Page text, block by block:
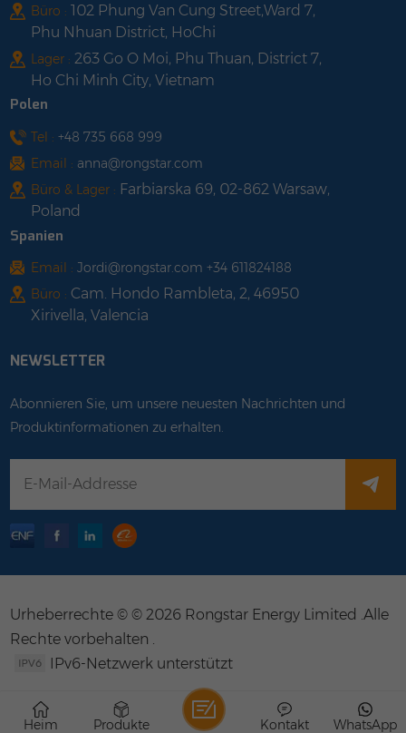
Büro : 102 Phung Van Cung Street,Ward 7,
Phu Nhuan District, HoChi
Lager : 263 Go O Moi, Phu Thuan, District 7,
Ho Chi Minh City, Vietnam
Polen
Tel : +48 735 668 999
Email : anna@rongstar.com
Büro & Lager : Farbiarska 69, 02-862 Warsaw,
Poland
Spanien
Email : Jordi@rongstar.com +34 611824188
Büro : Cam. Hondo Rambleta, 2, 46950
Xirivella, Valencia
NEWSLETTER
Abonnieren Sie, um unsere neuesten Nachrichten und
Produktinformationen zu erhalten.
Urheberrechte © © 2026 Rongstar Energy Limited .Alle
Rechte vorbehalten .
IPv6-Netzwerk unterstützt
Heim Produkte WhatsApp
Kontakt